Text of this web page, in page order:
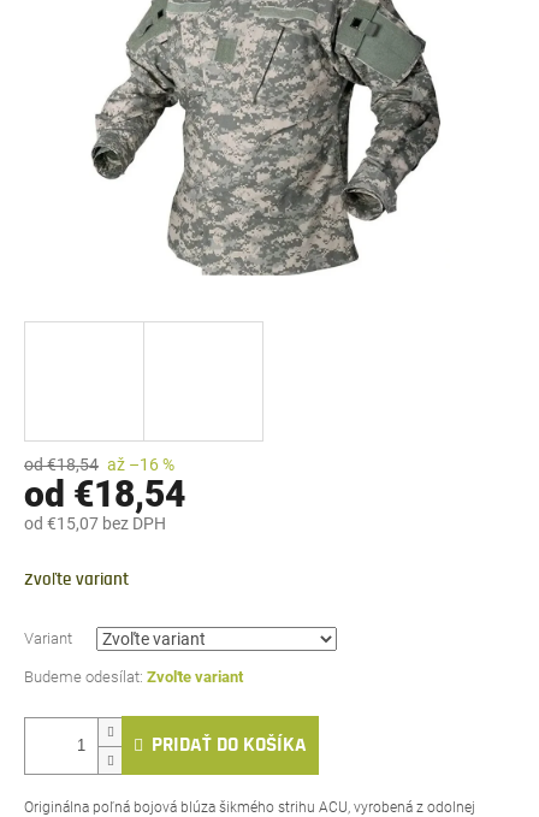
od €18,54 až –16 %
od €18,54
od €15,07 bez DPH
cena:
Zvoľte variant
Variant
Zvoľte variant
PRIDAŤ DO KOŠÍKA
Originálna poľná bojová blúza šikmého strihu ACU, vyrobená z odolnej